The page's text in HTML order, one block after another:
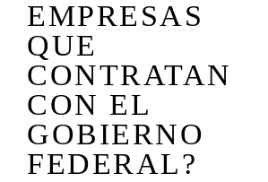
EMPRESAS
QUE
CONTRATAN
CON EL
GOBIERNO
FEDERAL?